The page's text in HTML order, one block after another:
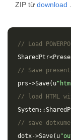
ZIP từ download
// Load
SharedPtr<
// Save
prs ->Save( u
// load HTML
System::
// save
dotx->Save( u